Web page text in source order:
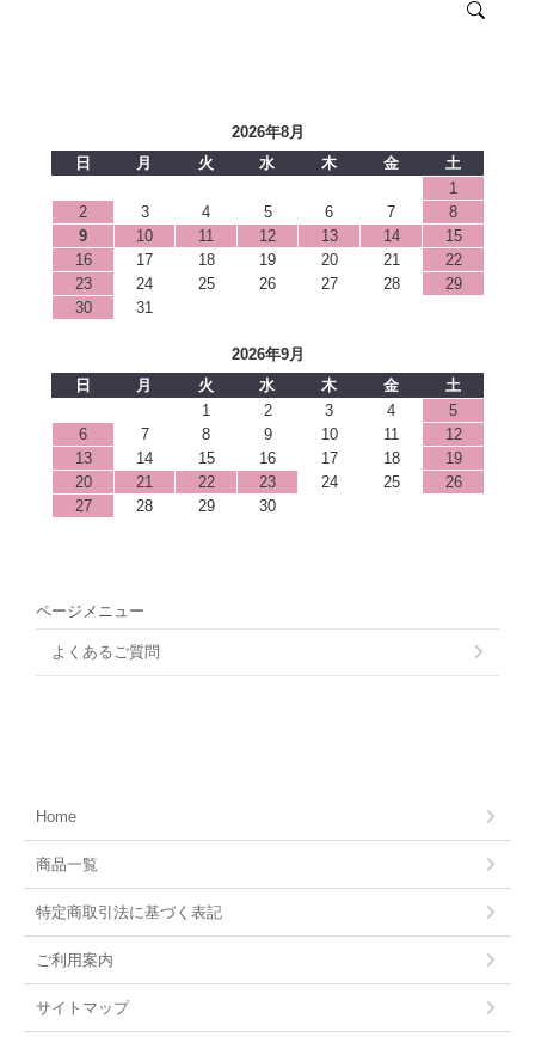
2026年8月
日
月 火 水 木 金
土
1
2
3 4 5 6 7
8
9
10 11 12 13 14
15
16
17 18 19 20 21
22
23
24 25 26 27 28
29
30
31
2026年9月
日
月 火 水 木 金
土
1
2 3 4
5
6
7 8 9 10 11
12
13
14 15 16 17 18
19
20
21 22 23 24 25
26
27
28 29 30
ページメニュー
よくあるご質問
Home
商品一覧
特定商取引法に基づく表記
ご利用案内
サイトマップ